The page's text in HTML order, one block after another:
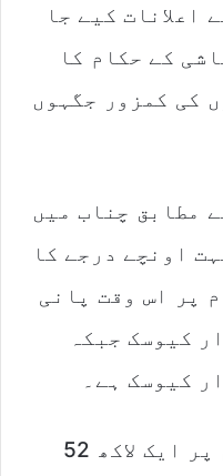
اعلانات کیے جا
کے حکام کا
کی کمزور جگہوں
مطابق چناب میں
اونچے درجے کا
پر اس وقت پانی
پانچ لاکھ 43 ہزار کیوسک جبکہ
راوی میں بلوکی کے مقام پر ایک لاکھ 52